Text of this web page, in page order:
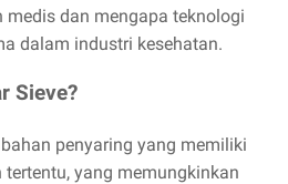
dan mengapa teknologi
dalam industri kesehatan.
Sieve?
penyaring yang memiliki
yang memungkinkan